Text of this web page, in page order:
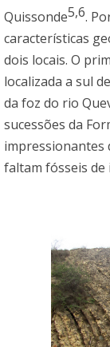
Quissonde5,6.
características
dois locais. O
localizada a sul
da foz do rio
sucessões da
impressionantes
faltam fósseis de